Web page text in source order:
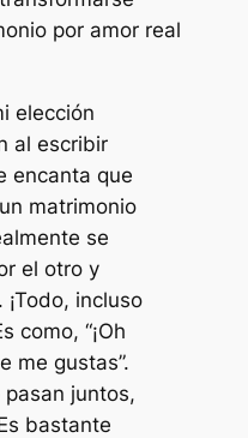
por amor real
elección
al escribir
encanta que
matrimonio
se
el otro y
incluso
como, “¡Oh
me gustas”.
juntos,
bastante